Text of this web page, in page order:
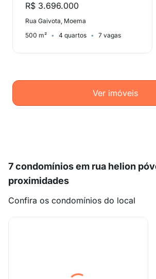
R$ 3.696.000
Rua Gaivota, Moema
500 m²
4 quartos 7 vagas
Ver imóveis
7 condomínios em rua helion
proximidades
Confira os condomínios do local